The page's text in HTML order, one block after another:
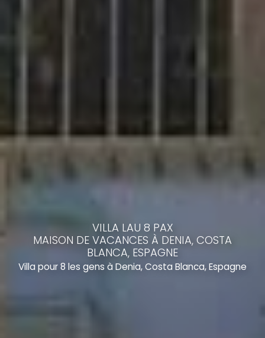
VILLA LAU 8 PAX
MAISON DE VACANCES À DENIA, COSTA
BLANCA, ESPAGNE
Villa pour 8 les gens à Denia, Costa Blanca, Espagne